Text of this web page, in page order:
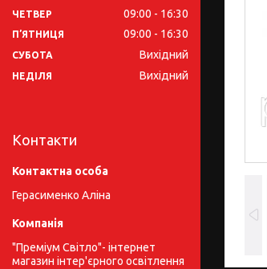
ЧЕТВЕР 09:00 16:30
ПʼЯТНИЦЯ 09:00 16:30
СУБОТА Вихідний
НЕДІЛЯ Вихідний
Контакти
Герасименко Аліна
"Преміум Світло"- інтернет
магазин інтер'єрного освітлення